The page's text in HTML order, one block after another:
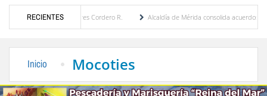
RECIENTES
Eugenia Febres Cordero R.
Alcaldía de Mérida consolida acuerdos con
Inicio Mocoties